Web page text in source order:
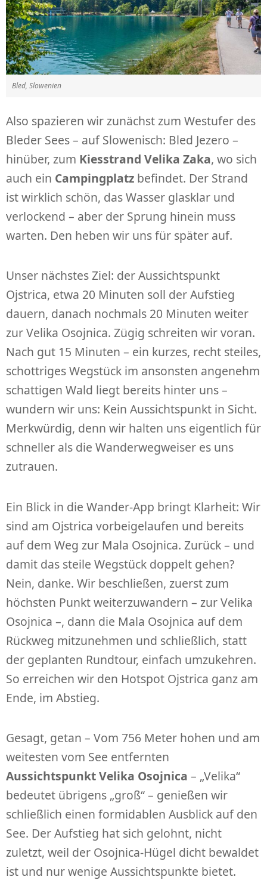
Bled, Slowenien
Also spazieren wir zunächst zum Westufer des
Bleder Sees – auf Slowenisch: Bled Jezero –
hinüber, zum Kiesstrand Velika Zaka, wo sich
auch ein Campingplatz befindet. Der Strand
ist wirklich schön, das Wasser glasklar und
verlockend – aber der Sprung hinein muss
warten. Den heben wir uns für später auf.
Unser nächstes Ziel: der Aussichtspunkt
Ojstrica, etwa 20 Minuten soll der Aufstieg
dauern, danach nochmals 20 Minuten weiter
zur Velika Osojnica. Zügig schreiten wir voran.
Nach gut 15 Minuten – ein kurzes, recht steiles,
schottriges Wegstück im ansonsten angenehm
schattigen Wald liegt bereits hinter uns –
wundern wir uns: Kein Aussichtspunkt in Sicht.
Merkwürdig, denn wir halten uns eigentlich für
schneller als die Wanderwegweiser es uns
zutrauen.
Ein Blick in die Wander-App bringt Klarheit: Wir
sind am Ojstrica vorbeigelaufen und bereits
auf dem Weg zur Mala Osojnica. Zurück – und
damit das steile Wegstück doppelt gehen?
Nein, danke. Wir beschließen, zuerst zum
höchsten Punkt weiterzuwandern – zur Velika
Osojnica –, dann die Mala Osojnica auf dem
Rückweg mitzunehmen und schließlich, statt
der geplanten Rundtour, einfach umzukehren.
So erreichen wir den Hotspot Ojstrica ganz am
Ende, im Abstieg.
Gesagt, getan – Vom 756 Meter hohen und am
weitesten vom See entfernten
Aussichtspunkt Velika Osojnica – „Velika“
bedeutet übrigens „groß“ – genießen wir
schließlich einen formidablen Ausblick auf den
See. Der Aufstieg hat sich gelohnt, nicht
zuletzt, weil der Osojnica-Hügel dicht bewaldet
ist und nur wenige Aussichtspunkte bietet.